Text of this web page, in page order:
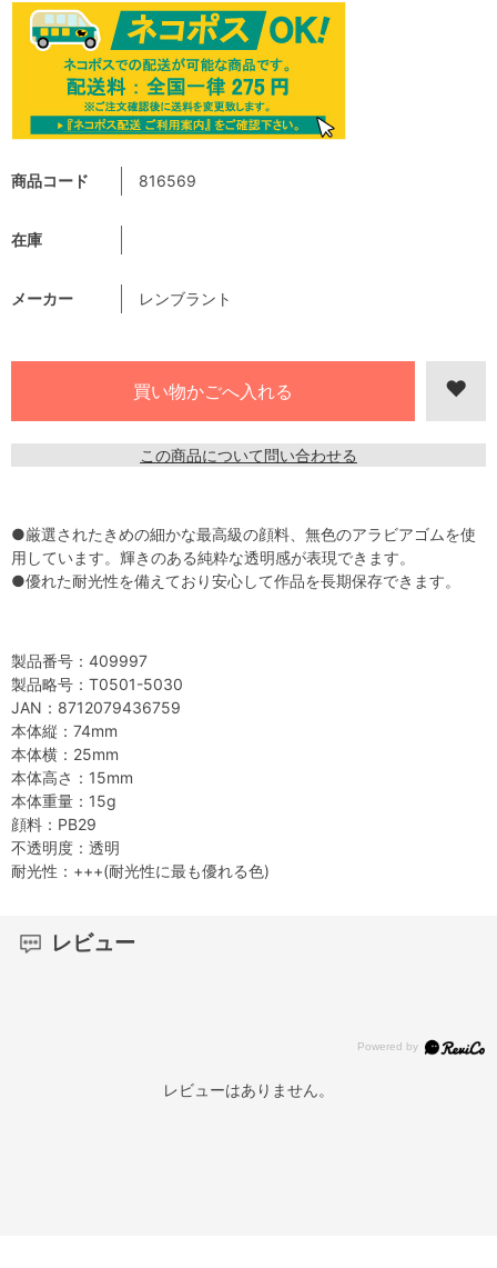
商品コード 816569
在庫
メーカー レンブラント
この商品について問い合わせる
●厳選されたきめの細かな最高級の顔料、無色のアラビアゴムを使
用しています。輝きのある純粋な透明感が表現できます。
●優れた耐光性を備えており安心して作品を長期保存できます。
製品番号：409997
製品略号：T0501-5030
JAN：8712079436759
本体縦：74mm
本体横：25mm
本体高さ：15mm
本体重量：15g
顔料：PB29
不透明度：透明
耐光性：+++(耐光性に最も優れる色)
レビュー
レビューはありません。